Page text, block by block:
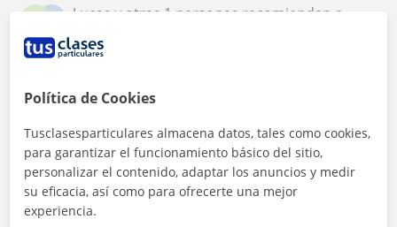
Lucas y otras 1 personas recomiendan a
Muy recomendable. Estoy dando con ella clases
claridad.
I Irene ★
Me gusta mucho como explica y aprendo mucho.
Política de Cookies
Tusclasesparticulares almacena datos, tales como cookies,
para garantizar el funcionamiento básico del sitio,
personalizar el contenido, adaptar los anuncios y medir
su eficacia, así como para ofrecerte una mejor
experiencia.